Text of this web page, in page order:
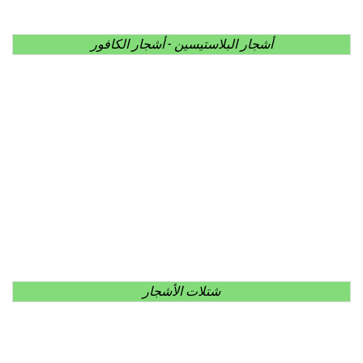
أشجار البلاستيسين - أشجار الكافور
شتلات الأشجار